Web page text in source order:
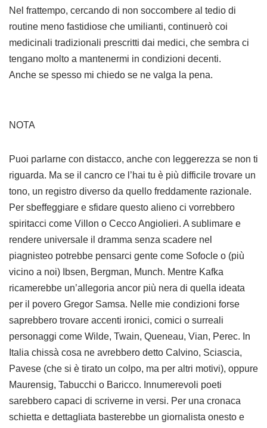
Nel frattempo, cercando di non soccombere al tedio di
routine meno fastidiose che umilianti, continuerò coi
medicinali tradizionali prescritti dai medici, che sembra ci
tengano molto a mantenermi in condizioni decenti.
Anche se spesso mi chiedo se ne valga la pena.
NOTA
Puoi parlarne con distacco, anche con leggerezza se non ti
riguarda. Ma se il cancro ce l’hai tu è più difficile trovare un
tono, un registro diverso da quello freddamente razionale.
Per sbeffeggiare e sfidare questo alieno ci vorrebbero
spiritacci come Villon o Cecco Angiolieri. A sublimare e
rendere universale il dramma senza scadere nel
piagnisteo potrebbe pensarci gente come Sofocle o (più
vicino a noi) Ibsen, Bergman, Munch. Mentre Kafka
ricamerebbe un’allegoria ancor più nera di quella ideata
per il povero Gregor Samsa. Nelle mie condizioni forse
saprebbero trovare accenti ironici, comici o surreali
personaggi come Wilde, Twain, Queneau, Vian, Perec. In
Italia chissà cosa ne avrebbero detto Calvino, Sciascia,
Pavese (che si è tirato un colpo, ma per altri motivi), oppure
Maurensig, Tabucchi o Baricco. Innumerevoli poeti
sarebbero capaci di scriverne in versi. Per una cronaca
schietta e dettagliata basterebbe un giornalista onesto e